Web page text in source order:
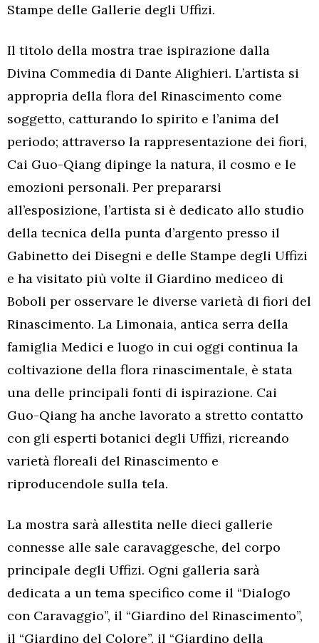
Stampe delle Gallerie degli Uffizi.
Il titolo della mostra trae ispirazione dalla
Divina Commedia di Dante Alighieri. L’artista si
appropria della flora del Rinascimento come
soggetto, catturando lo spirito e l’anima del
periodo; attraverso la rappresentazione dei fiori,
Cai Guo-Qiang dipinge la natura, il cosmo e le
emozioni personali. Per prepararsi
all’esposizione, l’artista si è dedicato allo studio
della tecnica della punta d’argento presso il
Gabinetto dei Disegni e delle Stampe degli Uffizi
e ha visitato più volte il Giardino mediceo di
Boboli per osservare le diverse varietà di fiori del
Rinascimento. La Limonaia, antica serra della
famiglia Medici e luogo in cui oggi continua la
coltivazione della flora rinascimentale, è stata
una delle principali fonti di ispirazione. Cai
Guo-Qiang ha anche lavorato a stretto contatto
con gli esperti botanici degli Uffizi, ricreando
varietà floreali del Rinascimento e
riproducendole sulla tela.
La mostra sarà allestita nelle dieci gallerie
connesse alle sale caravaggesche, del corpo
principale degli Uffizi. Ogni galleria sarà
dedicata a un tema specifico come il “Dialogo
con Caravaggio”, il “Giardino del Rinascimento”,
il “Giardino del Colore”, il “Giardino della